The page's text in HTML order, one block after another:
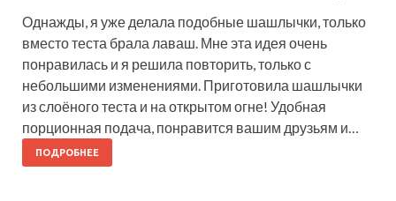
Однажды, я уже делала подобные шашлычки, только
вместо теста брала лаваш. Мне эта идея очень
понравилась и я решила повторить, только с
небольшими изменениями. Приготовила шашлычки
из слоёного теста и на открытом огне! Удобная
порционная подача, понравится вашим друзьям и…
ПОДРОБНЕЕ